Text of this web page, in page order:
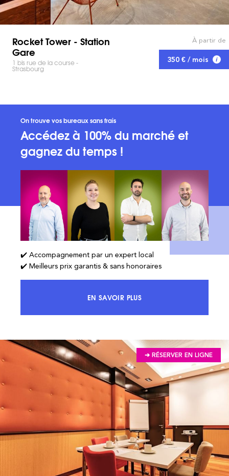
Rocket Tower - Station
Gare
1 bis rue de la course -
Strasbourg
À partir de
350 € / mois
On trouve vos bureaux sans frais
Accédez à 100% du marché et
gagnez du temps !
✔️ Accompagnement par un expert local
✔️ Meilleurs prix garantis & sans honoraires
EN SAVOIR PLUSACCÉDEZ À 100% DU MARCHÉ ET
➔ RÉSERVER EN LIGNE